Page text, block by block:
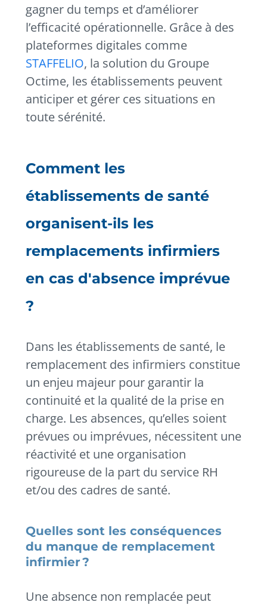
gagner du temps et d’améliorer
l’efficacité opérationnelle. Grâce à des
plateformes digitales comme
STAFFELIO, la solution du Groupe
Octime, les établissements peuvent
anticiper et gérer ces situations en
toute sérénité.
Comment les
établissements de santé
organisent-ils les
remplacements infirmiers
en cas d'absence imprévue
?
Dans les établissements de santé, le
remplacement des infirmiers constitue
un enjeu majeur pour garantir la
continuité et la qualité de la prise en
charge. Les absences, qu’elles soient
prévues ou imprévues, nécessitent une
réactivité et une organisation
rigoureuse de la part du service RH
et/ou des cadres de santé.
Quelles sont les conséquences
du manque de remplacement
infirmier ?
Une absence non remplacée peut